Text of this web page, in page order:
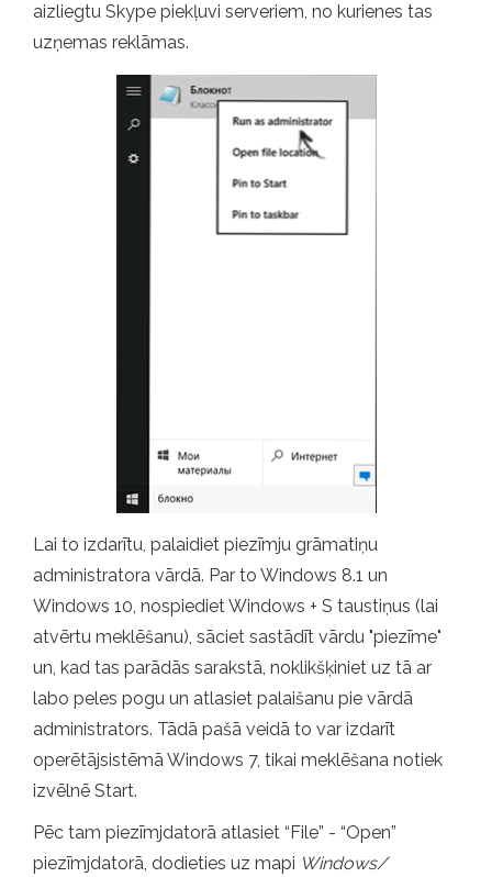
aizliegtu Skype piekļuvi serveriem, no kurienes tas
uzņemas reklāmas.
Lai to izdarītu, palaidiet piezīmju grāmatiņu
administratora vārdā. Par to Windows 8.1 un
Windows 10, nospiediet Windows + S taustiņus (lai
atvērtu meklēšanu), sāciet sastādīt vārdu "piezīme"
un, kad tas parādās sarakstā, noklikšķiniet uz tā ar
labo peles pogu un atlasiet palaišanu pie vārdā
administrators. Tādā pašā veidā to var izdarīt
operētājsistēmā Windows 7, tikai meklēšana notiek
izvēlnē Start.
Pēc tam piezīmjdatorā atlasiet “File” - “Open”
piezīmjdatorā, dodieties uz mapi Windows/